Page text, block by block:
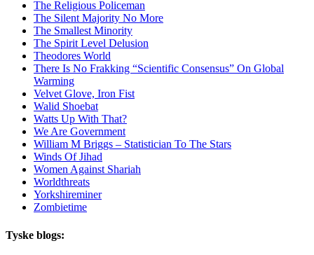
The Religious Policeman
The Silent Majority No More
The Smallest Minority
The Spirit Level Delusion
Theodores World
There Is No Frakking “Scientific Consensus” On Global
Warming
Velvet Glove, Iron Fist
Walid Shoebat
Watts Up With That?
We Are Government
William M Briggs – Statistician To The Stars
Winds Of Jihad
Women Against Shariah
Worldthreats
Yorkshireminer
Zombietime
Tyske blogs: